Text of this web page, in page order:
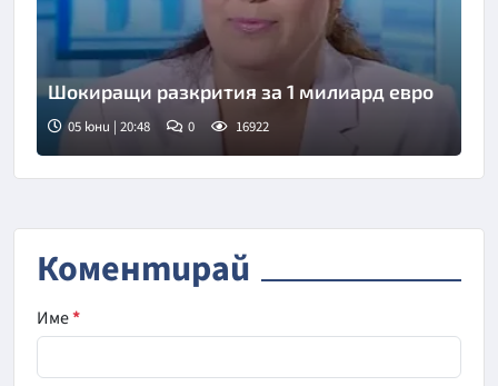
Шокиращи разкрития за 1 милиард евро
05 юни | 20:48 0 16922
Коментирай
Име*